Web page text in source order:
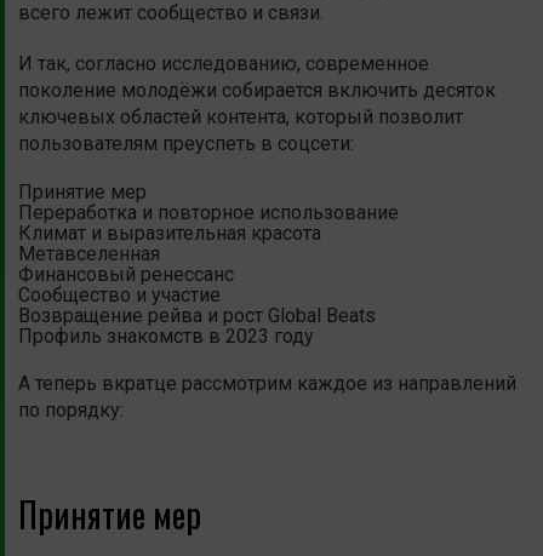
всего лежит сообщество и связи.
И так, согласно исследованию, современное
поколение молодёжи собирается включить десяток
ключевых областей контента, который позволит
пользователям преуспеть в соцсети:
Принятие мер
Переработка и повторное использование
Климат и выразительная красота
Метавселенная
Финансовый ренессанс
Сообщество и участие
Возвращение рейва и рост Global Beats
Профиль знакомств в 2023 году
А теперь вкратце рассмотрим каждое из направлений
по порядку:
Принятие мер